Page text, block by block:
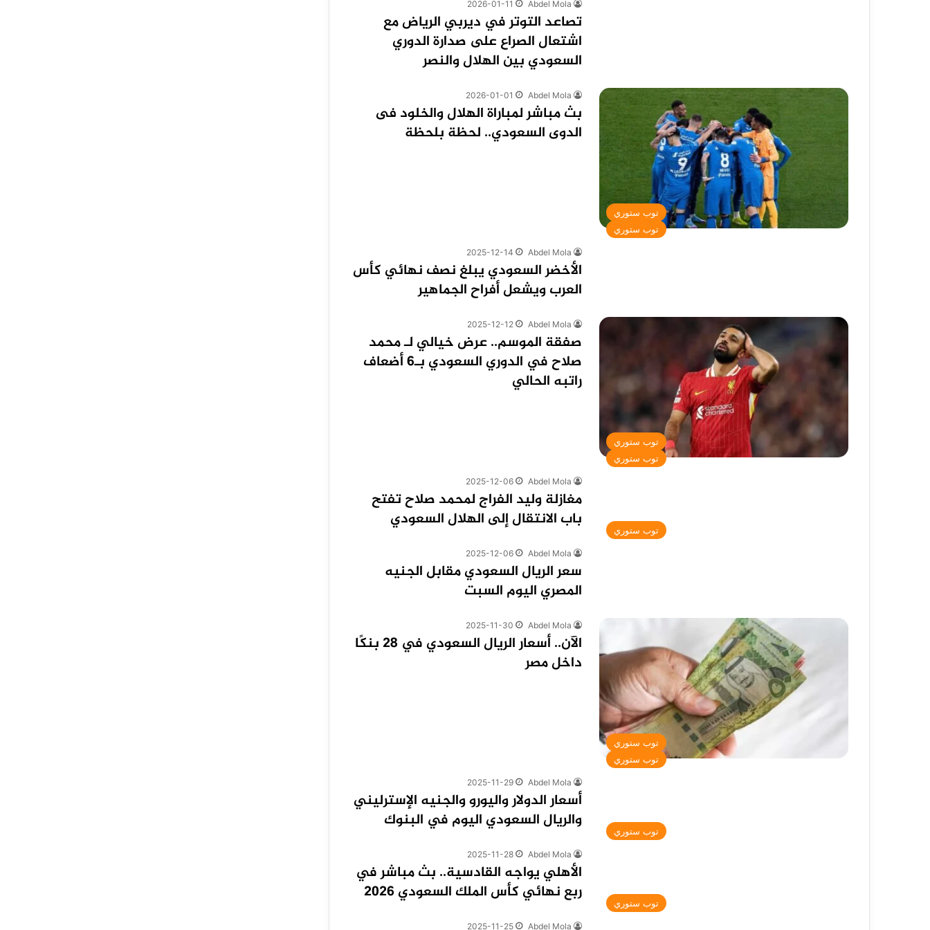
Abdel Mola
2026-01-11
تصاعد التوتر في ديربي الرياض مع
اشتعال الصراع على صدارة الدوري
السعودي بين الهلال والنصر
توب ستوري
Abdel Mola
2026-01-01
بث مباشر لمباراة الهلال والخلود فى
الدوى السعودي.. لحظة بلحظة
توب ستوري
Abdel Mola
2025-12-14
الأخضر السعودي يبلغ نصف نهائي كأس
العرب ويشعل أفراح الجماهير
توب ستوري
Abdel Mola
2025-12-12
صفقة الموسم.. عرض خيالي لـ محمد
صلاح في الدوري السعودي بـ6 أضعاف
راتبه الحالي
توب ستوري
Abdel Mola
2025-12-06
مغازلة وليد الفراج لمحمد صلاح تفتح
باب الانتقال إلى الهلال السعودي
توب ستوري
Abdel Mola
2025-12-06
سعر الريال السعودي مقابل الجنيه
المصري اليوم السبت
توب ستوري
Abdel Mola
2025-11-30
الآن.. أسعار الريال السعودي في 28 بنكًا
داخل مصر
توب ستوري
Abdel Mola
2025-11-29
أسعار الدولار واليورو والجنيه الإسترليني
والريال السعودي اليوم في البنوك
توب ستوري
Abdel Mola
2025-11-28
الأهلي يواجه القادسية.. بث مباشر في
ربع نهائي كأس الملك السعودي 2026
توب ستوري
Abdel Mola
2025-11-25